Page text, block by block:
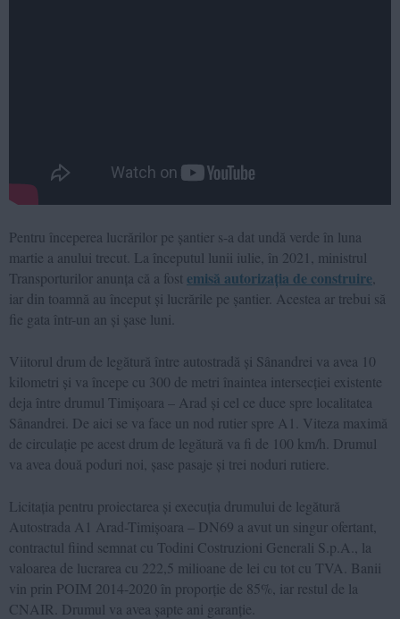
Pentru începerea lucrărilor pe șantier s-a dat undă verde în luna
martie a anului trecut. La începutul lunii iulie, în 2021, ministrul
Transporturilor anunța că a fost emisă autorizația de construire
iar din toamnă au început și lucrările pe șantier. Acestea ar trebui să
fie gata într-un an și șase luni.
Viitorul drum de legătură între autostradă și Sânandrei va avea 10
kilometri și va începe cu 300 de metri înaintea intersecției existente
deja între drumul Timișoara – Arad și cel ce duce spre localitatea
Sânandrei. De aici se va face un nod rutier spre A1. Viteza maximă
de circulație pe acest drum de legătură va fi de 100 km/h. Drumul
va avea două poduri noi, șase pasaje și trei noduri rutiere.
Licitația pentru proiectarea și execuția drumului de legătură
Autostrada A1 Arad-Timișoara – DN69 a avut un singur ofertant,
contractul fiind semnat cu Todini Costruzioni Generali S.p.A., la
valoarea de lucrarea cu 222,5 milioane de lei cu tot cu TVA. Banii
vin prin POIM 2014-2020 în proporție de 85%, iar restul de la
CNAIR. Drumul va avea șapte ani garanție.